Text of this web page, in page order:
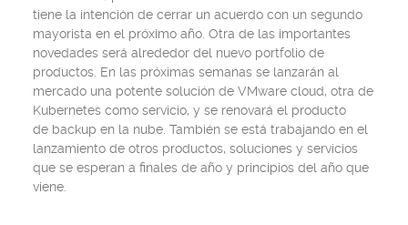
tiene la intención de cerrar un acuerdo con un segundo
mayorista en el próximo año. Otra de las importantes
novedades será alrededor del nuevo portfolio de
productos. En las próximas semanas se lanzarán al
mercado una potente solución de VMware cloud, otra de
Kubernetes como servicio, y se renovará el producto
de backup en la nube. También se está trabajando en el
lanzamiento de otros productos, soluciones y servicios
que se esperan a finales de año y principios del año que
viene.